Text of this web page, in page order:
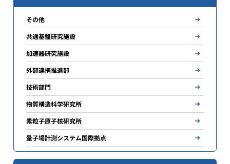
その他
共通基盤研究施設
加速器研究施設
外部連携推進部
技術部門
物質構造科学研究所
素粒子原子核研究所
量子場計測システム国際拠点